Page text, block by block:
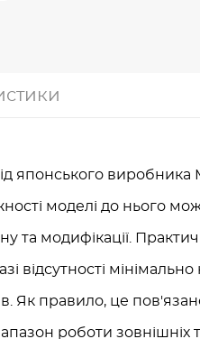
японського виробника
моделі до нього
та модифікації.
відсутності мінімально
Як правило, це
роботи зовнішніх